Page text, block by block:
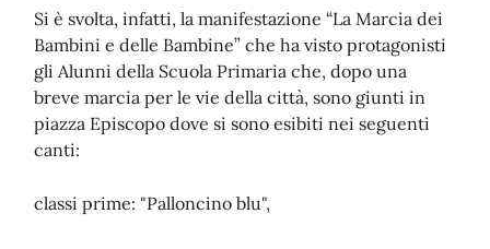
Si è svolta, infatti, la manifestazione “La Marcia dei
Bambini e delle Bambine” che ha visto protagonisti
gli Alunni della Scuola Primaria che, dopo una
breve marcia per le vie della città, sono giunti in
piazza Episcopo dove si sono esibiti nei seguenti
canti:
classi prime: "Palloncino blu",